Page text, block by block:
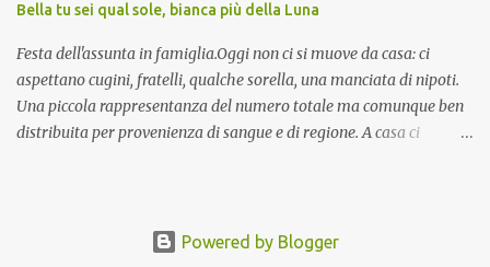
Bella tu sei qual sole, bianca più della Luna
Festa dell'assunta in famiglia.Oggi non ci si muove da casa: ci
aspettano cugini, fratelli, qualche sorella, una manciata di nipoti.
Una piccola rappresentanza del numero totale ma comunque ben
distribuita per provenienza di sangue e di regione. A casa ci
Powered by Blogger